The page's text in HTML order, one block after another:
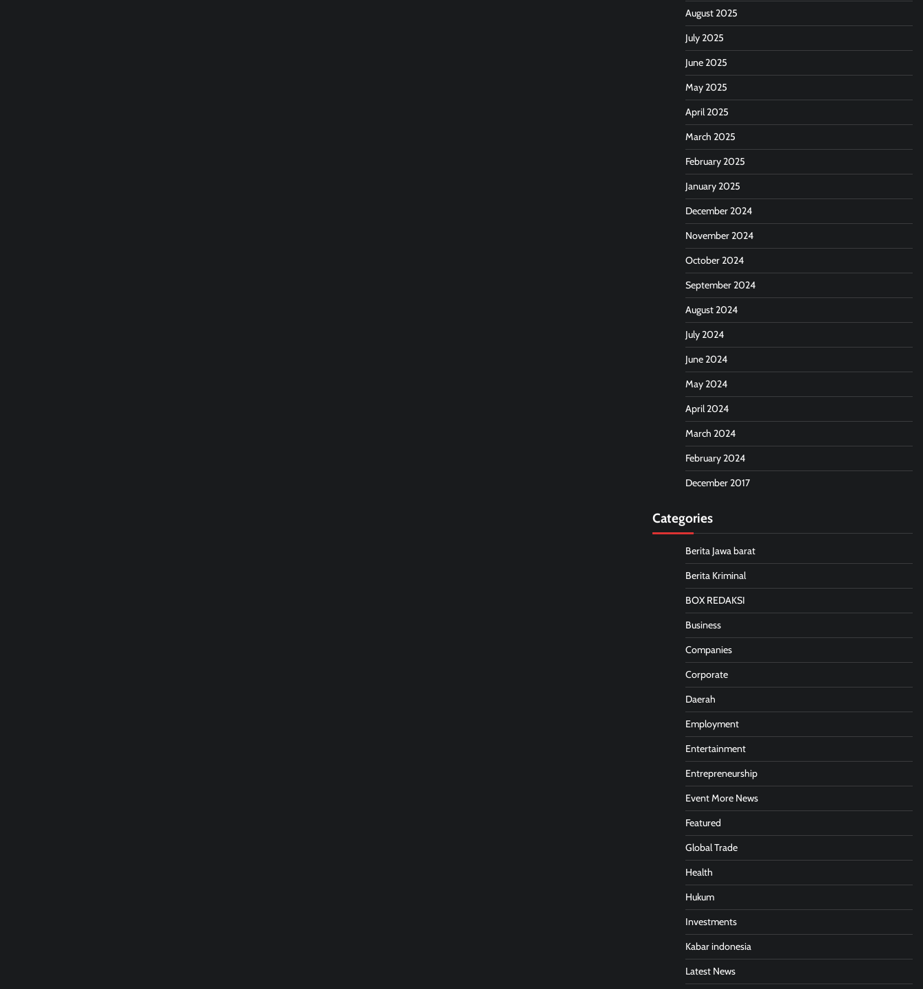
August 2025
July 2025
June 2025
May 2025
April 2025
March 2025
February 2025
January 2025
December 2024
November 2024
October 2024
September 2024
August 2024
July 2024
June 2024
May 2024
April 2024
March 2024
February 2024
December 2017
Categories
Berita Jawa barat
Berita Kriminal
BOX REDAKSI
Business
Companies
Corporate
Daerah
Employment
Entertainment
Entrepreneurship
Event More News
Featured
Global Trade
Health
Hukum
Investments
Kabar indonesia
Latest News